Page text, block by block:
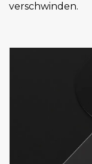
verschwinden.